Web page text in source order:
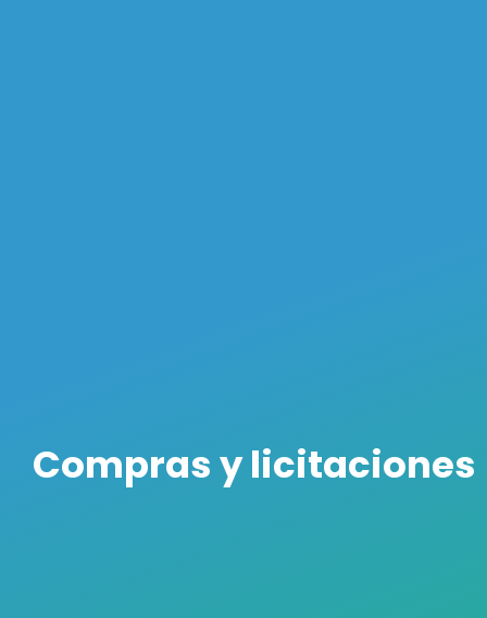
Compras y licitaciones